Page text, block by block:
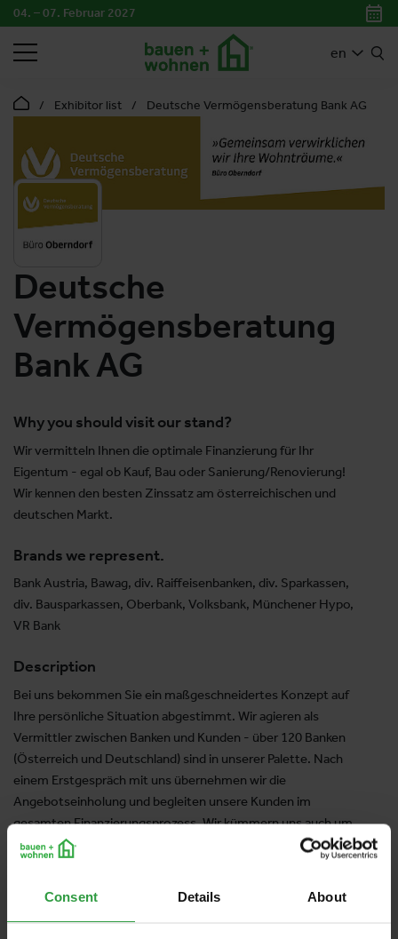
Consent Details About
04. – 07. Februar 2027
en
SEARCH
Exhibitor list Deutsche Vermögensberatung Bank AG
Deutsche
Vermögensberatung
Bank AG
Why you should visit our stand?
Wir vermitteln Ihnen die optimale Finanzierung für Ihr
Eigentum - egal ob Kauf, Bau oder Sanierung/Renovierung!
Wir kennen den besten Zinssatz am österreichischen und
deutschen Markt.
Brands we represent.
Bank Austria, Bawag, div. Raiffeisenbanken, div. Sparkassen,
div. Bausparkassen, Oberbank, Volksbank, Münchener Hypo,
VR Bank
Description
Bei uns bekommen Sie ein maßgeschneidertes Konzept auf
Ihre persönliche Situation abgestimmt. Wir agieren als
Vermittler zwischen Banken und Kunden - über 120 Banken
(Österreich und Deutschland) sind in unserer Palette. Nach
einem Erstgespräch mit uns übernehmen wir die
Angebotseinholung und begleiten unsere Kunden im
gesamten Finanzierungsprozess. Wir kümmern uns auch um
die notwendige Absicherung. Ebenso erwartet Sie ein
exklusives Gewinnspiel. Für ein unverbindliches Gespräch